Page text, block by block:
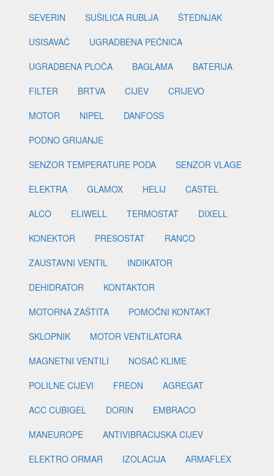
SEVERIN
SUŠILICA RUBLJA
ŠTEDNJAK
USISAVAČ
UGRADBENA PEĆNICA
UGRADBENA PLOČA
BAGLAMA
BATERIJA
FILTER
BRTVA CIJEV
CRIJEVO
MOTOR
NIPEL
DANFOSS
PODNO GRIJANJE
SENZOR TEMPERATURE PODA
SENZOR VLAGE
ELEKTRA
GLAMOX HELIJ
CASTEL
ALCO
ELIWELL TERMOSTAT
DIXELL
KONEKTOR
PRESOSTAT
RANCO
ZAUSTAVNI VENTIL
INDIKATOR
DEHIDRATOR
KONTAKTOR
MOTORNA ZAŠTITA
POMOĆNI KONTAKT
SKLOPNIK
MOTOR VENTILATORA
MAGNETNI VENTILI
NOSAČ KLIME
POLILNE CIJEVI
FREON
AGREGAT
ACC CUBIGEL
DORIN
EMBRACO
MANEUROPE
ANTIVIBRACIJSKA CIJEV
ELEKTRO ORMAR
IZOLACIJA
ARMAFLEX